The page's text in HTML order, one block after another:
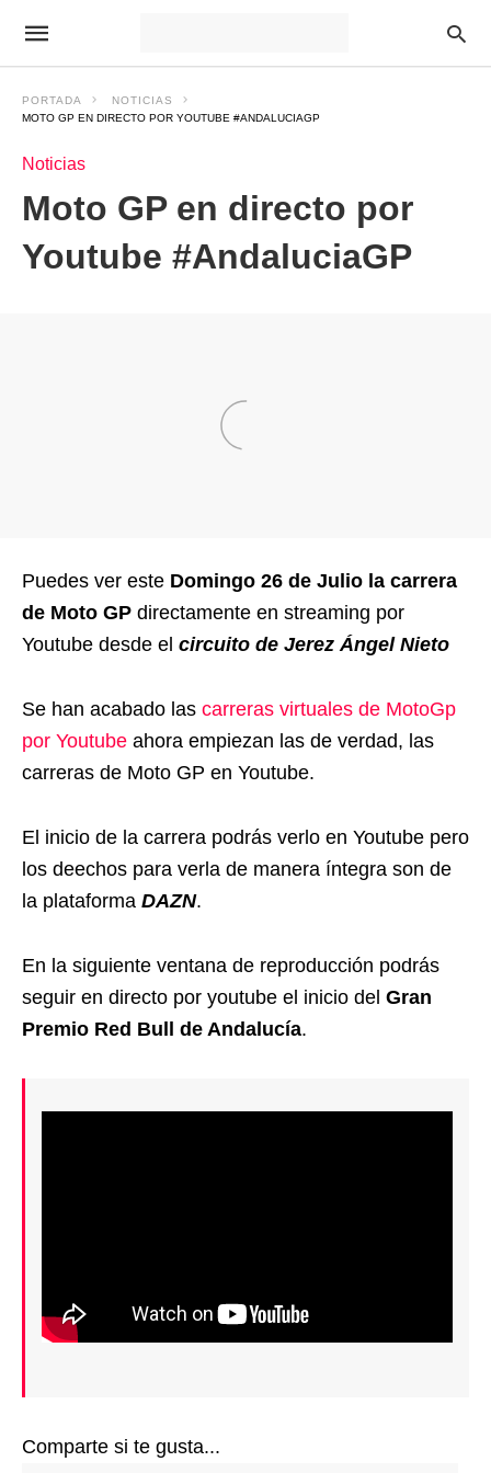
PORTADA
NOTICIAS
MOTO GP EN DIRECTO POR YOUTUBE #ANDALUCIAGP
Noticias
Moto GP en directo por
Youtube #AndaluciaGP
Puedes ver este Domingo 26 de Julio la carrera
de Moto GP directamente en streaming por
Youtube desde el circuito de Jerez Ángel Nieto
Se han acabado las carreras virtuales de MotoGp
por Youtube ahora empiezan las de verdad, las
carreras de Moto GP en Youtube.
El inicio de la carrera podrás verlo en Youtube pero
los deechos para verla de manera íntegra son de
la plataforma DAZN.
En la siguiente ventana de reproducción podrás
seguir en directo por youtube el inicio del Gran
Premio Red Bull de Andalucía.
Comparte si te gusta...